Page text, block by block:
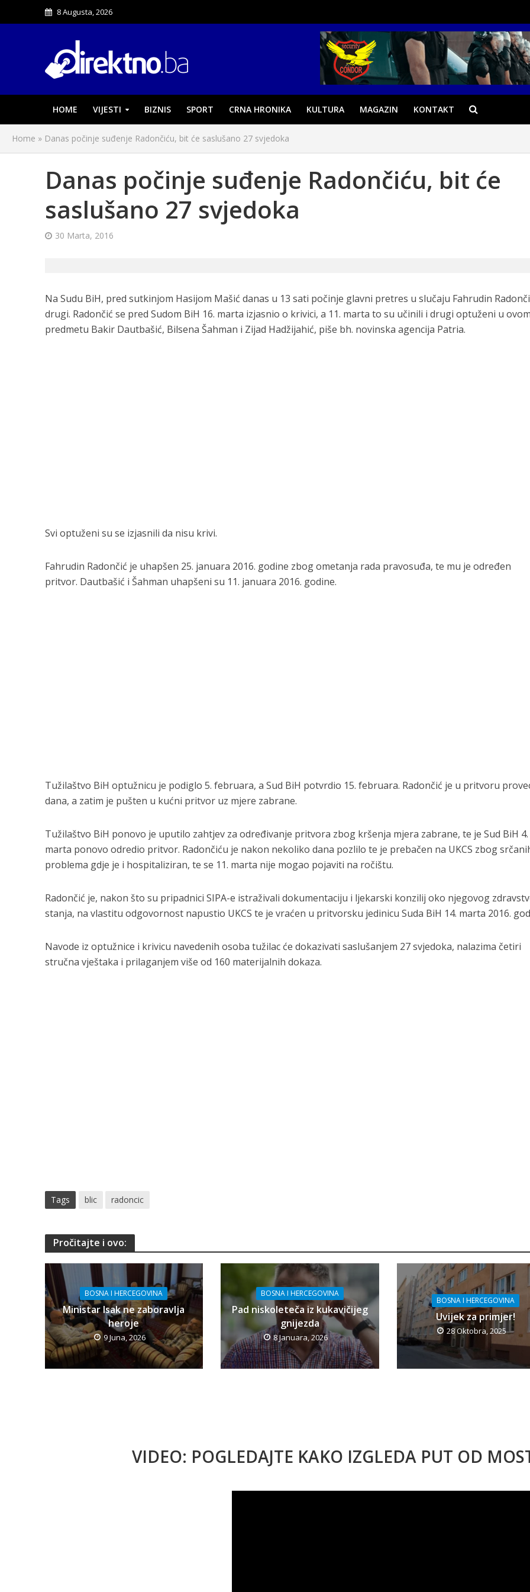
8 Augusta, 2026
HOME VIJESTI BIZNIS SPORT CRNA HRONIKA KULTURA MAGAZIN KONTAKT
Home » Danas počinje suđenje Radončiću, bit će saslušano 27 svjedoka
Danas počinje suđenje Radončiću, bit će
saslušano 27 svjedoka
30 Marta, 2016
Na Sudu BiH, pred sutkinjom Hasijom Mašić danas u 13 sati počinje glavni pretres u slučaju Fahrudin
drugi. Radončić se pred Sudom BiH 16. marta izjasnio o krivici, a 11. marta to su učinili i drugi optuženi u
predmetu Bakir Dautbašić, Bilsena Šahman i Zijad Hadžijahić, piše bh. novinska agencija Patria.
Svi optuženi su se izjasnili da nisu krivi.
Fahrudin Radončić je uhapšen 25. januara 2016. godine zbog ometanja rada pravosuđa, te mu je određen
pritvor. Dautbašić i Šahman uhapšeni su 11. januara 2016. godine.
Tužilaštvo BiH optužnicu je podiglo 5. februara, a Sud BiH potvrdio 15. februara. Radončić je u pritvoru
dana, a zatim je pušten u kućni pritvor uz mjere zabrane.
Tužilaštvo BiH ponovo je uputilo zahtjev za određivanje pritvora zbog kršenja mjera zabrane, te je Sud BiH 4.
marta ponovo odredio pritvor. Radončiću je nakon nekoliko dana pozlilo te je prebačen na UKCS zbog
problema gdje je i hospitaliziran, te se 11. marta nije mogao pojaviti na ročištu.
Radončić je, nakon što su pripadnici SIPA-e istraživali dokumentaciju i ljekarski konzilij oko njegovog
stanja, na vlastitu odgovornost napustio UKCS te je vraćen u pritvorsku jedinicu Suda BiH 14. marta 2016.
Navode iz optužnice i krivicu navedenih osoba tužilac će dokazivati saslušanjem 27 svjedoka, nalazima četiri
stručna vještaka i prilaganjem više od 160 materijalnih dokaza.
Tags blic radoncic
Pročitajte i ovo:
BOSNA I HERCEGOVINA
Ministar Isak ne zaboravlja
heroje
9 Juna, 2026
BOSNA I HERCEGOVINA
Pad niskoleteča iz kukavičijeg
gnijezda
8 Januara, 2026
BOSNA I HERCEGOVINA
Uvijek za primjer!
28 Oktobra, 2025
VIDEO: POGLEDAJTE KAKO IZGLEDA PUT OD